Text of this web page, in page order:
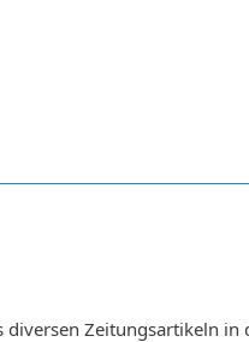
Zeitungsartikeln in